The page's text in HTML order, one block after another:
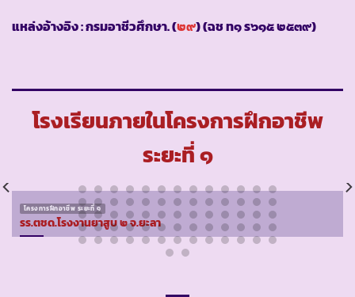
แหล่งอ้างอิง : กรมอาชีวศึกษา. (๒๙) (ฉช ท๑ ร๖๑๕ ๒๕๓๙)
โรงเรียนภายในโครงการฝึกอาชีพ
ระยะที่ ๑
โครงการฝึกอาชีพ ระยะที่ ๑
รร.ตชด.โรงงานยาสูบ ๒ จ.ยะลา